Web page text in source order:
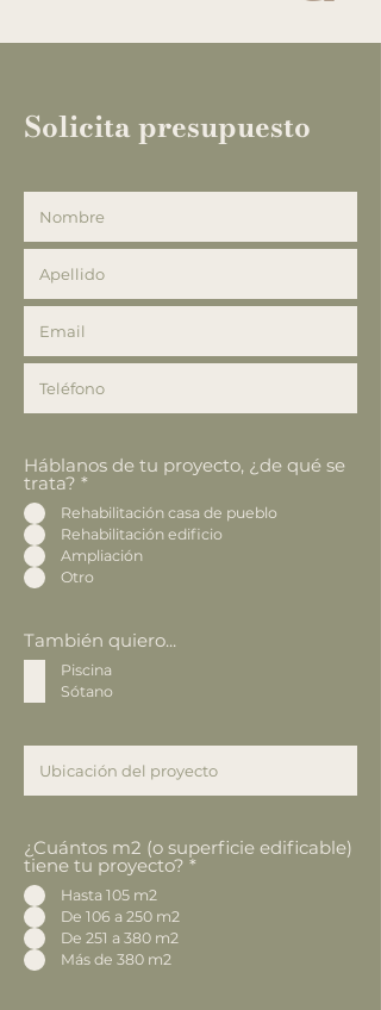
Solicita presupuesto
Háblanos de tu proyecto, ¿de qué se
trata? *
Rehabilitación casa de pueblo
Rehabilitación edificio
Ampliación
Otro
También quiero...
Piscina
Sótano
¿Cuántos m2 (o superficie edificable)
tiene tu proyecto? *
Hasta 105 m2
De 106 a 250 m2
De 251 a 380 m2
Más de 380 m2